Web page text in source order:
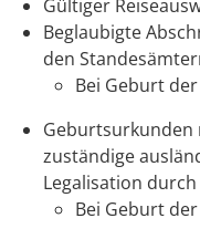
Gültiger
Beglaubigte
den
Bei Geburt
Geburtsurkunden
zuständige
Legalisation
Bei Geburt